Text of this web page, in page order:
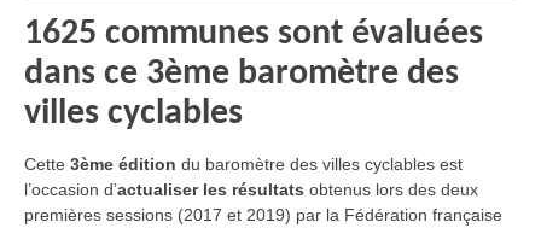
1625 communes sont évaluées
dans ce 3ème baromètre des
villes cyclables
Cette 3ème édition du baromètre des villes cyclables est
l’occasion d’actualiser les résultats obtenus lors des deux
premières sessions (2017 et 2019) par la Fédération française